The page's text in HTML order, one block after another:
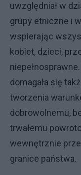
uwzględniał w
grupy etniczne i
wspierając
kobiet, dzieci,
domagała się
tworzenia
dobrowolnemu,
trwałemu
wewnętrznie
granice państwa.